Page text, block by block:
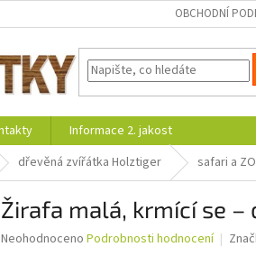
OBCHODNÍ
Informace 2. jakost
dřevěná zvířátka Holztiger safari a
Žirafa malá, krmící se –
Průměrné
Neohodnoceno Podrobnosti hodnocení